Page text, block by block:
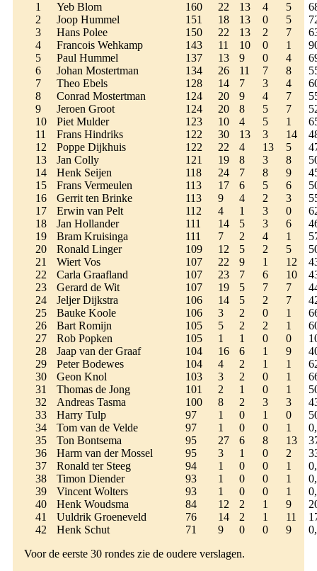
1
Yeb Blom 160 22 13 4 5
2
Joop Hummel 151 18 13 0 5
3
Hans Polee 150 22 13 2 7
4
Francois Wehkamp 143 11 10 0 1
5
Paul Hummel 137 13 9 0 4
6
Johan Mostertman 134 26 11 7 8
7
Theo Ebels 128 14 7 3 4
8
Conrad Mostertman 124 20 9 4 7
9
Jeroen Groot 124 20 8 5 7
10
Piet Mulder 123 10 4 5 1
11
Frans Hindriks 122 30 13 3 14
12
Poppe Dijkhuis 122 22 4 13 5
13
Jan Colly 121 19 8 3 8
14
Henk Seijen 118 24 7 8 9
15
Frans Vermeulen 113 17 6 5 6
16
Gerrit ten Brinke 113 9 4 2 3
17
Erwin van Pelt 112 4 1 3 0
18
Jan Hollander 111 14 5 3 6
19
Bram Kruisinga 111 7 2 4 1
20
Ronald Linger 109 12 5 2 5
21
Wiert Vos 107 22 9 1 12
22
Carla Graafland 107 23 7 6 10
23
Gerard de Wit 107 19 5 7 7
24
Jeljer Dijkstra 106 14 5 2 7
25
Bauke Koole 106 3 2 0 1
26
Bart Romijn 105 5 2 2 1
27
Rob Popken 105 1 1 0 0
28
Jaap van der Graaf 104 16 6 1 9
29
Peter Bodewes 104 4 2 1 1
30
Geon Knol 103 3 2 0 1
31
Thomas de Jong 101 2 1 0 1
32
Andreas Tasma 100 8 2 3 3
33
Harry Tulp 97 1 0 1 0
34
Tom van de Velde 97 1 0 0 1
35
Ton Bontsema 95 27 6 8 13
36
Harm van der Mossel 95 3 1 0 2
37
Ronald ter Steeg 94 1 0 0 1
38
Timon Diender 93 1 0 0 1
39
Vincent Wolters 93 1 0 0 1
40
Henk Woudsma 84 12 2 1 9
41
Uuldrik Groeneveld 76 14 2 1 11
42
Henk Schut 71 9 0 0 9
Voor de eerste 30 rondes zie de oudere verslagen.